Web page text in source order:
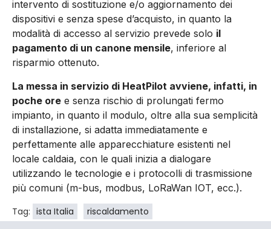
intervento di sostituzione e/o aggiornamento dei
dispositivi e senza spese d’acquisto, in quanto la
modalità di accesso al servizio prevede solo il
pagamento di un canone mensile, inferiore al
risparmio ottenuto.
La messa in servizio di HeatPilot avviene, infatti, in
poche ore e senza rischio di prolungati fermo
impianto, in quanto il modulo, oltre alla sua semplicità
di installazione, si adatta immediatamente e
perfettamente alle apparecchiature esistenti nel
locale caldaia, con le quali inizia a dialogare
utilizzando le tecnologie e i protocolli di trasmissione
più comuni (m-bus, modbus, LoRaWan IOT, ecc.).
Tag: ista Italia riscaldamento